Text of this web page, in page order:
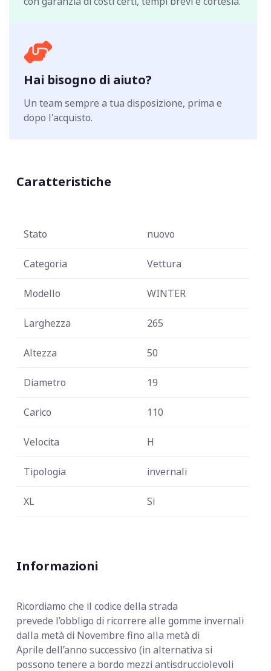
Hai bisogno di aiuto?
Un team sempre a tua disposizione, prima e
dopo l'acquisto.
Caratteristiche
Stato nuovo
Categoria Vettura
Modello WINTER
Larghezza 265
Altezza 50
Diametro 19
Carico 110
Velocita H
Tipologia invernali
XL Si
Informazioni
Ricordiamo che il codice della strada
prevede l’obbligo di ricorrere alle gomme invernali
dalla metà di Novembre fino alla metà di
Aprile dell’anno successivo (in alternativa si
possono tenere a bordo mezzi antisdrucciolevoli